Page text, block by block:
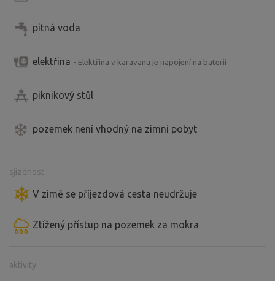
pitná voda
elektřina - Elektřina v karavanu je napojení na baterii
piknikový stůl
pozemek není vhodný na zimní pobyt
sjízdnost
V zimě se příjezdová cesta neudržuje
Ztížený přístup na pozemek za mokra
aktivity